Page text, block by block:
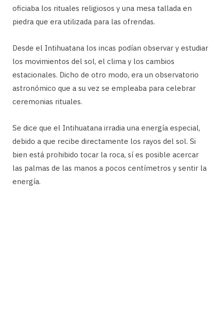
oficiaba los rituales religiosos y una mesa tallada en
piedra que era utilizada para las ofrendas.
Desde el Intihuatana los incas podían observar y estudiar
los movimientos del sol, el clima y los cambios
estacionales. Dicho de otro modo, era un observatorio
astronómico que a su vez se empleaba para celebrar
ceremonias rituales.
Se dice que el Intihuatana irradia una energía especial,
debido a que recibe directamente los rayos del sol. Si
bien está prohibido tocar la roca, sí es posible acercar
las palmas de las manos a pocos centímetros y sentir la
energía.